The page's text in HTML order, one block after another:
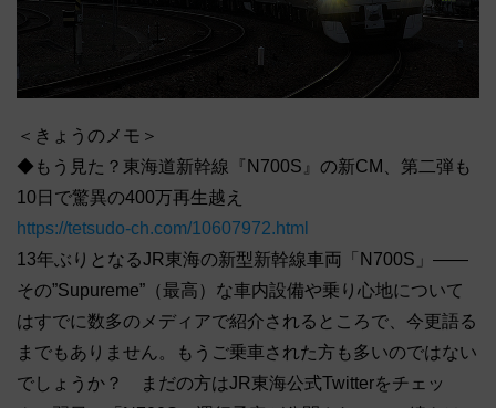
＜きょうのメモ＞
◆もう見た？東海道新幹線『N700S』の新CM、第二弾も
10日で驚異の400万再生越え
https://tetsudo-ch.com/10607972.html
13年ぶりとなるJR東海の新型新幹線車両「N700S」――
その”Supureme”（最高）な車内設備や乗り心地について
はすでに数多のメディアで紹介されるところで、今更語る
までもありません。もうご乗車された方も多いのではない
でしょうか？ まだの方はJR東海公式Twitterをチェッ